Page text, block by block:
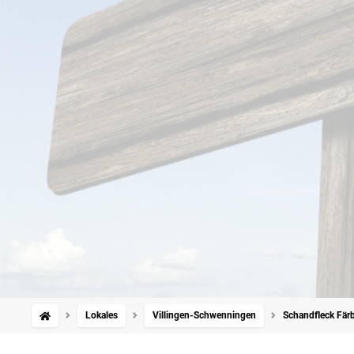
Lokales Villingen-Schwenningen Schandfleck